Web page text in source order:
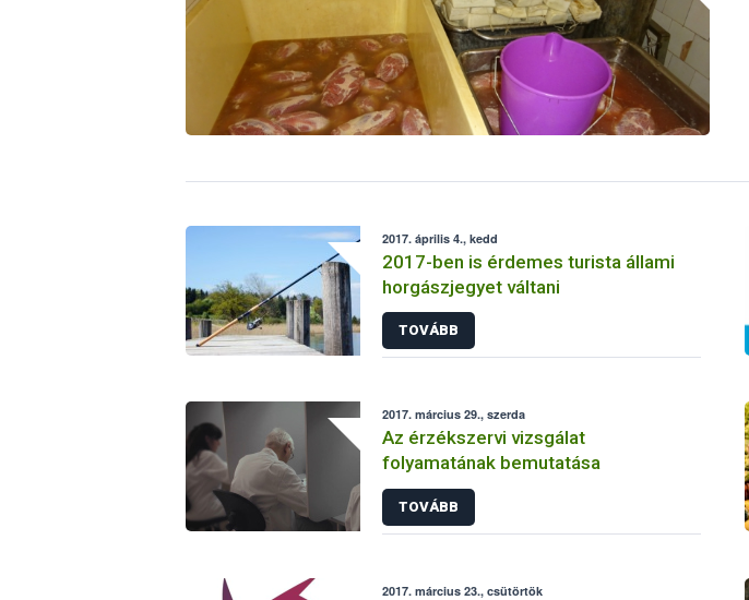
2017. április 4., kedd
2017-ben is érdemes turista állami
horgászjegyet váltani
TOVÁBB
2017. március 29., szerda
Az érzékszervi vizsgálat
folyamatának bemutatása
TOVÁBB
2017. március 23., csütörtök